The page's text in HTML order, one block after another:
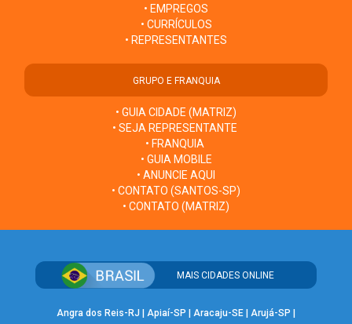
• EMPREGOS
• CURRÍCULOS
• REPRESENTANTES
GRUPO E FRANQUIA
• GUIA CIDADE (MATRIZ)
• SEJA REPRESENTANTE
• FRANQUIA
• GUIA MOBILE
• ANUNCIE AQUI
• CONTATO (SANTOS-SP)
• CONTATO (MATRIZ)
MAIS CIDADES ONLINE
Angra dos Reis-RJ | Apiaí-SP | Aracaju-SE| Arujá-SP |